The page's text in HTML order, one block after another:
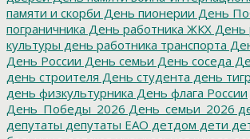
памяти и скорби День пионерии День
пограничника День работника ЖКХ День
культуры день работника транспорта
День России День семьи День соседа
день строителя День студента день
день физкультурника День флага России
День_Победы_2026 День_семьи_2026
депутаты депутаты ЕАО детдом дети